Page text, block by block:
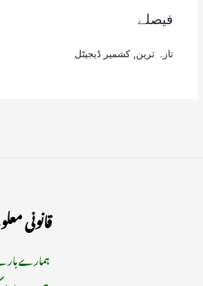
فیصلے
تازہ ترین کشمیر ڈیجیٹل
قانونی
ہمارے